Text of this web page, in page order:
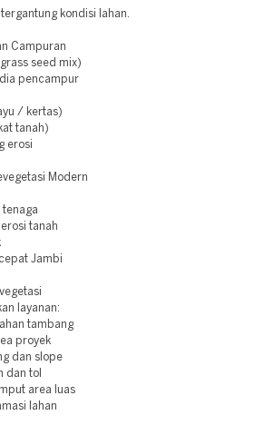
kondisi lahan.
Campuran
seed mix)
pencampur
/ kertas)
tanah)
erosi
Modern
tenaga
tanah
Jambi
layanan:
tambang
proyek
dan slope
dan tol
area luas
lahan